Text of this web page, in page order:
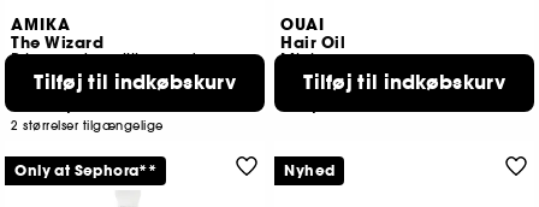
AMIKA
The Wizard
Primer uden silikone, der gør håret nemt at redde ud
646
2 størrelser tilgængelige
Tilføj til indkøbskurv
OUAI
Hair Oil
Mini
428
159,00 KR
Tilføj til indkøbskurv
Only at Sephora** Nyhed